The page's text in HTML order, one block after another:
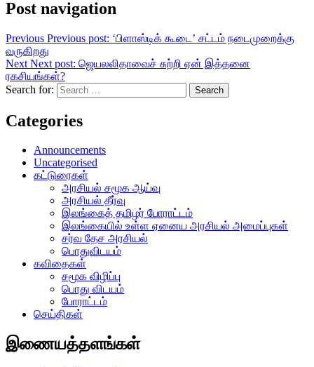
Post navigation
Previous Previous post: ‘பிளாஸ்டிக் கூடை’ சட்டம் நடைமுறைக்கு
வருகிறது
Next Next post: ஜெயலலிதாவைச் சுற்றி ஏன் இத்தனை
ரகசியங்கள்?
Search for:
Search
Categories
Announcements
Uncategorised
கட்டுரைகள்
அரசியல் சமூக ஆய்வு
அரசியல் தீர்வு
இலங்கைத் தமிழர் போராட்டம்
இலங்கையில் உள்ள ஏனைய அரசியல் அமைப்புகள்
சர்வ தேச அரசியல்
பொதுவிடயம்
கவிதைகள்
சமூக விழிப்பு
பொது விடயம்
போராட்டம்
செய்திகள்
இணையத்தளங்கள்